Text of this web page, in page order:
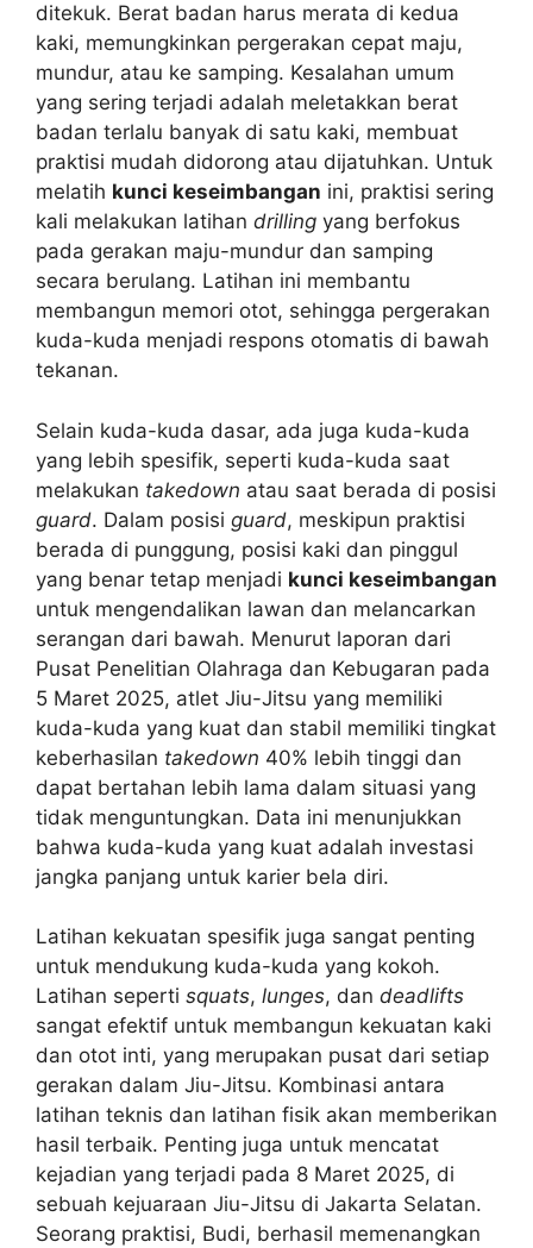
ditekuk. Berat badan harus merata di kedua
kaki, memungkinkan pergerakan cepat maju,
mundur, atau ke samping. Kesalahan umum
yang sering terjadi adalah meletakkan berat
badan terlalu banyak di satu kaki, membuat
praktisi mudah didorong atau dijatuhkan. Untuk
melatih kunci keseimbangan ini, praktisi sering
kali melakukan latihan drilling yang berfokus
pada gerakan maju-mundur dan samping
secara berulang. Latihan ini membantu
membangun memori otot, sehingga pergerakan
kuda-kuda menjadi respons otomatis di bawah
tekanan.
Selain kuda-kuda dasar, ada juga kuda-kuda
yang lebih spesifik, seperti kuda-kuda saat
melakukan takedown atau saat berada di posisi
guard. Dalam posisi guard, meskipun praktisi
berada di punggung, posisi kaki dan pinggul
yang benar tetap menjadi kunci keseimbangan
untuk mengendalikan lawan dan melancarkan
serangan dari bawah. Menurut laporan dari
Pusat Penelitian Olahraga dan Kebugaran pada
5 Maret 2025, atlet Jiu-Jitsu yang memiliki
kuda-kuda yang kuat dan stabil memiliki tingkat
keberhasilan takedown 40% lebih tinggi dan
dapat bertahan lebih lama dalam situasi yang
tidak menguntungkan. Data ini menunjukkan
bahwa kuda-kuda yang kuat adalah investasi
jangka panjang untuk karier bela diri.
Latihan kekuatan spesifik juga sangat penting
untuk mendukung kuda-kuda yang kokoh.
Latihan seperti squats, lunges, dan deadlifts
sangat efektif untuk membangun kekuatan kaki
dan otot inti, yang merupakan pusat dari setiap
gerakan dalam Jiu-Jitsu. Kombinasi antara
latihan teknis dan latihan fisik akan memberikan
hasil terbaik. Penting juga untuk mencatat
kejadian yang terjadi pada 8 Maret 2025, di
sebuah kejuaraan Jiu-Jitsu di Jakarta Selatan.
Seorang praktisi, Budi, berhasil memenangkan